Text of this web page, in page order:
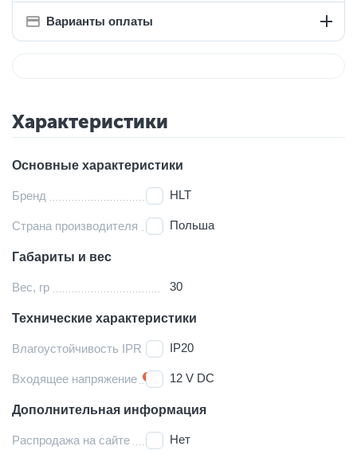
Варианты оплаты
Характеристики
Основные характеристики
Бренд HLT
Страна производителя Польша
Габариты и вес
Вес, гр 30
Технические характеристики
Влагоустойчивость IPR IP20
Входящее напряжение 12 V DC
Дополнительная информация
Распродажа на сайте Нет